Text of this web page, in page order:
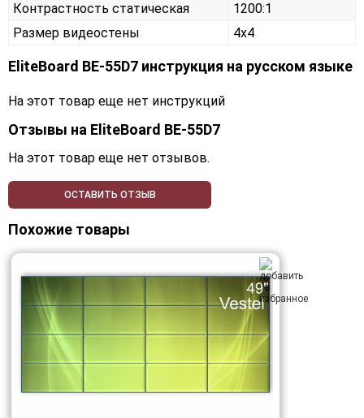
Контрастность статическая
1200:1
Размер видеостены
4x4
EliteBoard BE-55D7 инструкция на русском языке
На этот товар еще нет инструкций
Отзывы на EliteBoard BE-55D7
На этот товар еще нет отзывов.
ОСТАВИТЬ ОТЗЫВ
Похожие товары